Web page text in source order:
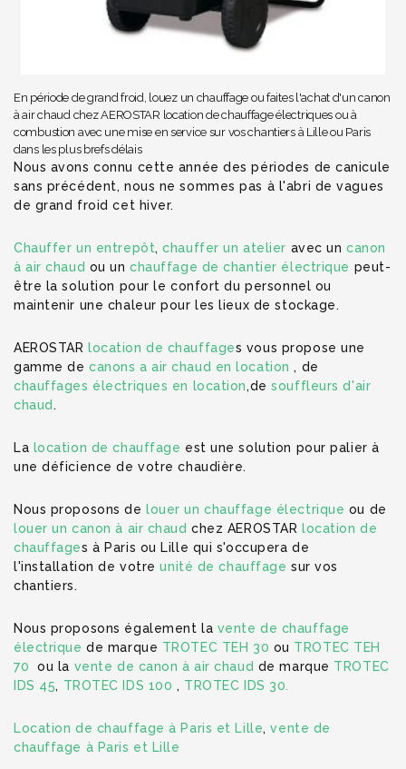
En période de grand froid, louez un chauffage ou faites l'achat d'un canon
à air chaud chez AEROSTAR location de chauffage électriques ou à
combustion avec une mise en service sur vos chantiers à Lille ou Paris
dans les plus brefs délais
Nous avons connu cette année des périodes de canicule
sans précédent, nous ne sommes pas à l'abri de vagues
de grand froid cet hiver.
Chauffer un entrepôt,chauffer un atelier avec uncanon
à air chaud ou unchauffage de chantier électrique peut-
être la solution pour le confort du personnel ou
maintenir une chaleur pour les lieux de stockage.
AEROSTAR location de chauffages vous propose une
gamme decanons a air chaud en location , de
chauffages électriques en location,desouffleurs d'air
chaud .
La location de chauffage est une solution pour palier à
une déficience de votre chaudière.
Nous proposons de louer un chauffage électrique ou de
louer un canon à air chaud chez AEROSTAR location de
chauffages à Paris ou Lille qui s'occupera de
l'installation de votreunité de chauffage sur vos
chantiers.
Nous proposons également la vente de chauffage
électrique de marque TROTEC TEH 30 ou TROTEC TEH
70 ou la vente de canon à air chaud de marque TROTEC
IDS 45, TROTEC IDS 100 , TROTEC IDS 30.
Location de chauffage à Paris et Lille,vente de
chauffage à Paris et Lille